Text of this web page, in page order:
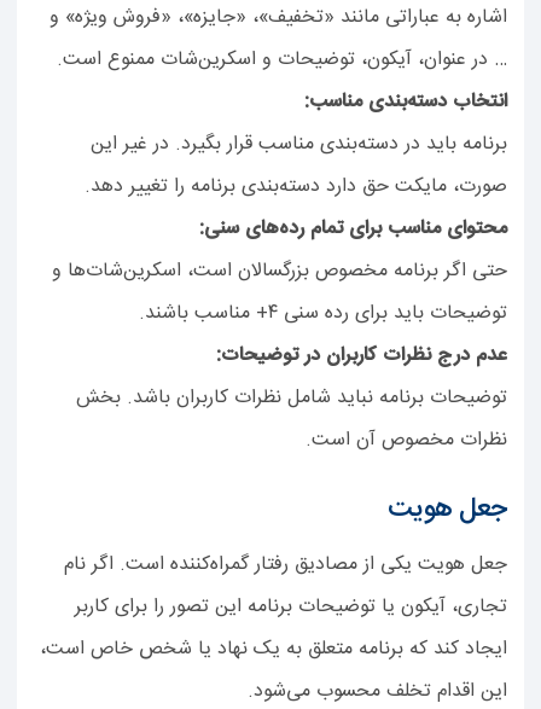
اشاره به عباراتی مانند «تخفیف»، «جایزه»، «فروش ویژه» و
… در عنوان، آیکون، توضیحات و اسکرین‌شات ممنوع است.
انتخاب دسته‌بندی مناسب:
برنامه باید در دسته‌بندی مناسب قرار بگیرد. در غیر این
صورت، مایکت حق دارد دسته‌بندی برنامه را تغییر دهد.
محتوای مناسب برای تمام رده‌های سنی:
حتی اگر برنامه مخصوص بزرگسالان است، اسکرین‌شات‌ها و
توضیحات باید برای رده سنی ۴+ مناسب باشند.
عدم درج نظرات کاربران در توضیحات:
توضیحات برنامه نباید شامل نظرات کاربران باشد. بخش
نظرات مخصوص آن است.
جعل هویت
جعل هویت یکی از مصادیق رفتار گمراه‌کننده است. اگر نام
تجاری، آیکون یا توضیحات برنامه این تصور را برای کاربر
ایجاد کند که برنامه متعلق به یک نهاد یا شخص خاص است،
این اقدام تخلف محسوب می‌شود.